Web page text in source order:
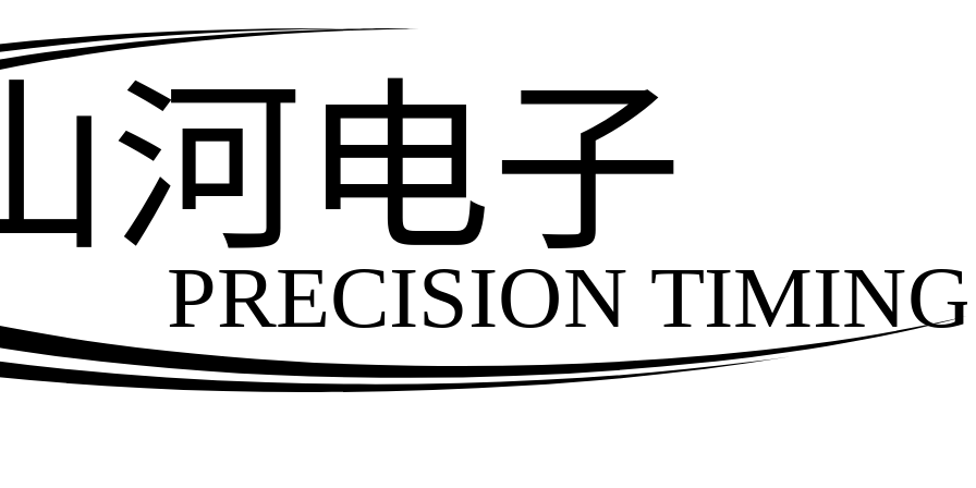
PRECISION TIMING
河电子